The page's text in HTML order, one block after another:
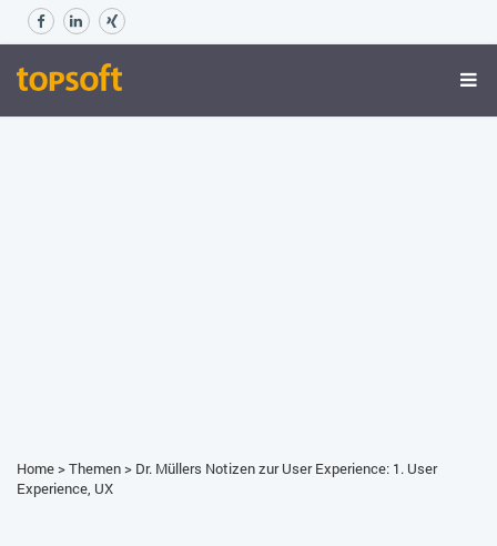
Home>Themen> Dr. Müllers Notizen zur User Experience: 1. User
Experience, UX